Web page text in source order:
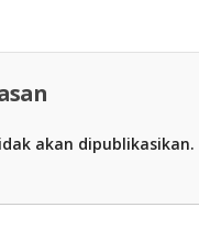
akan dipublikasikan.